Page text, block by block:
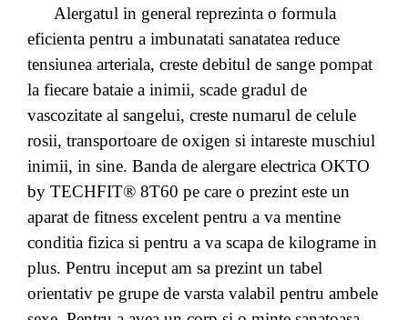
Alergatul in general reprezinta o formula
eficienta pentru a imbunatati sanatatea reduce
tensiunea arteriala, creste debitul de sange pompat
la fiecare bataie a inimii, scade gradul de
vascozitate al sangelui, creste numarul de celule
rosii, transportoare de oxigen si intareste muschiul
inimii, in sine. Banda de alergare electrica OKTO
by TECHFIT® 8T60 pe care o prezint este un
aparat de fitness excelent pentru a va mentine
conditia fizica si pentru a va scapa de kilograme in
plus. Pentru inceput am sa prezint un tabel
orientativ pe grupe de varsta valabil pentru ambele